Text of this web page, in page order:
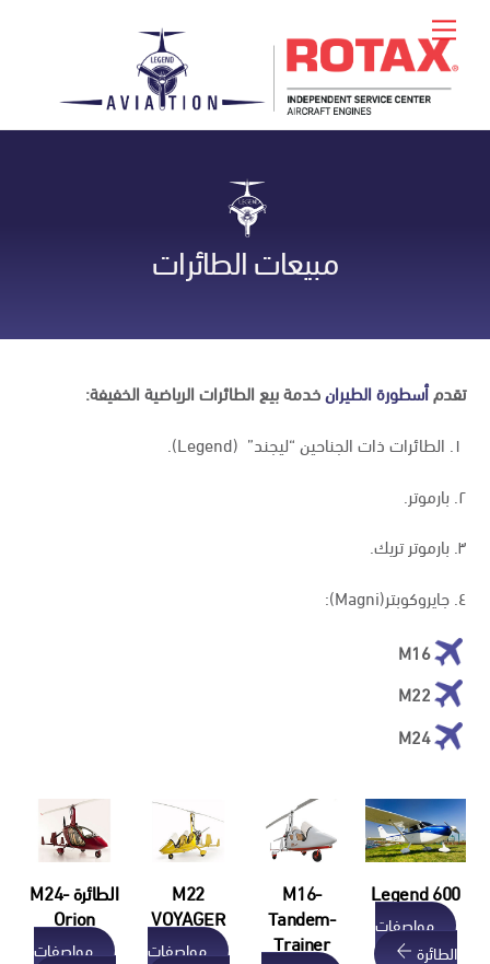
content
Menu
مبيعات الطائرات
تقدمأسطورة الطيرانخدمة بيع الطائرات الرياضية الخفيفة:
۲. بارموتر.
۳. بارموتر تريك.
٤. جايروكوبتر(Magni):
M16
M22
M24
Legend 600
مواصفات
الطائرة
M16-
Tandem-
Trainer
M22
VOYAGER
مواصفات
الطائرة M24-
Orion
مواصفات